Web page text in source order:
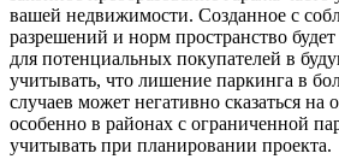
вашей недвижимости. Созданное с
разрешений и норм пространство
для потенциальных покупателей в
учитывать, что лишение паркинга в
случаев может негативно сказаться
особенно в районах с ограниченной
учитывать при планировании проекта.